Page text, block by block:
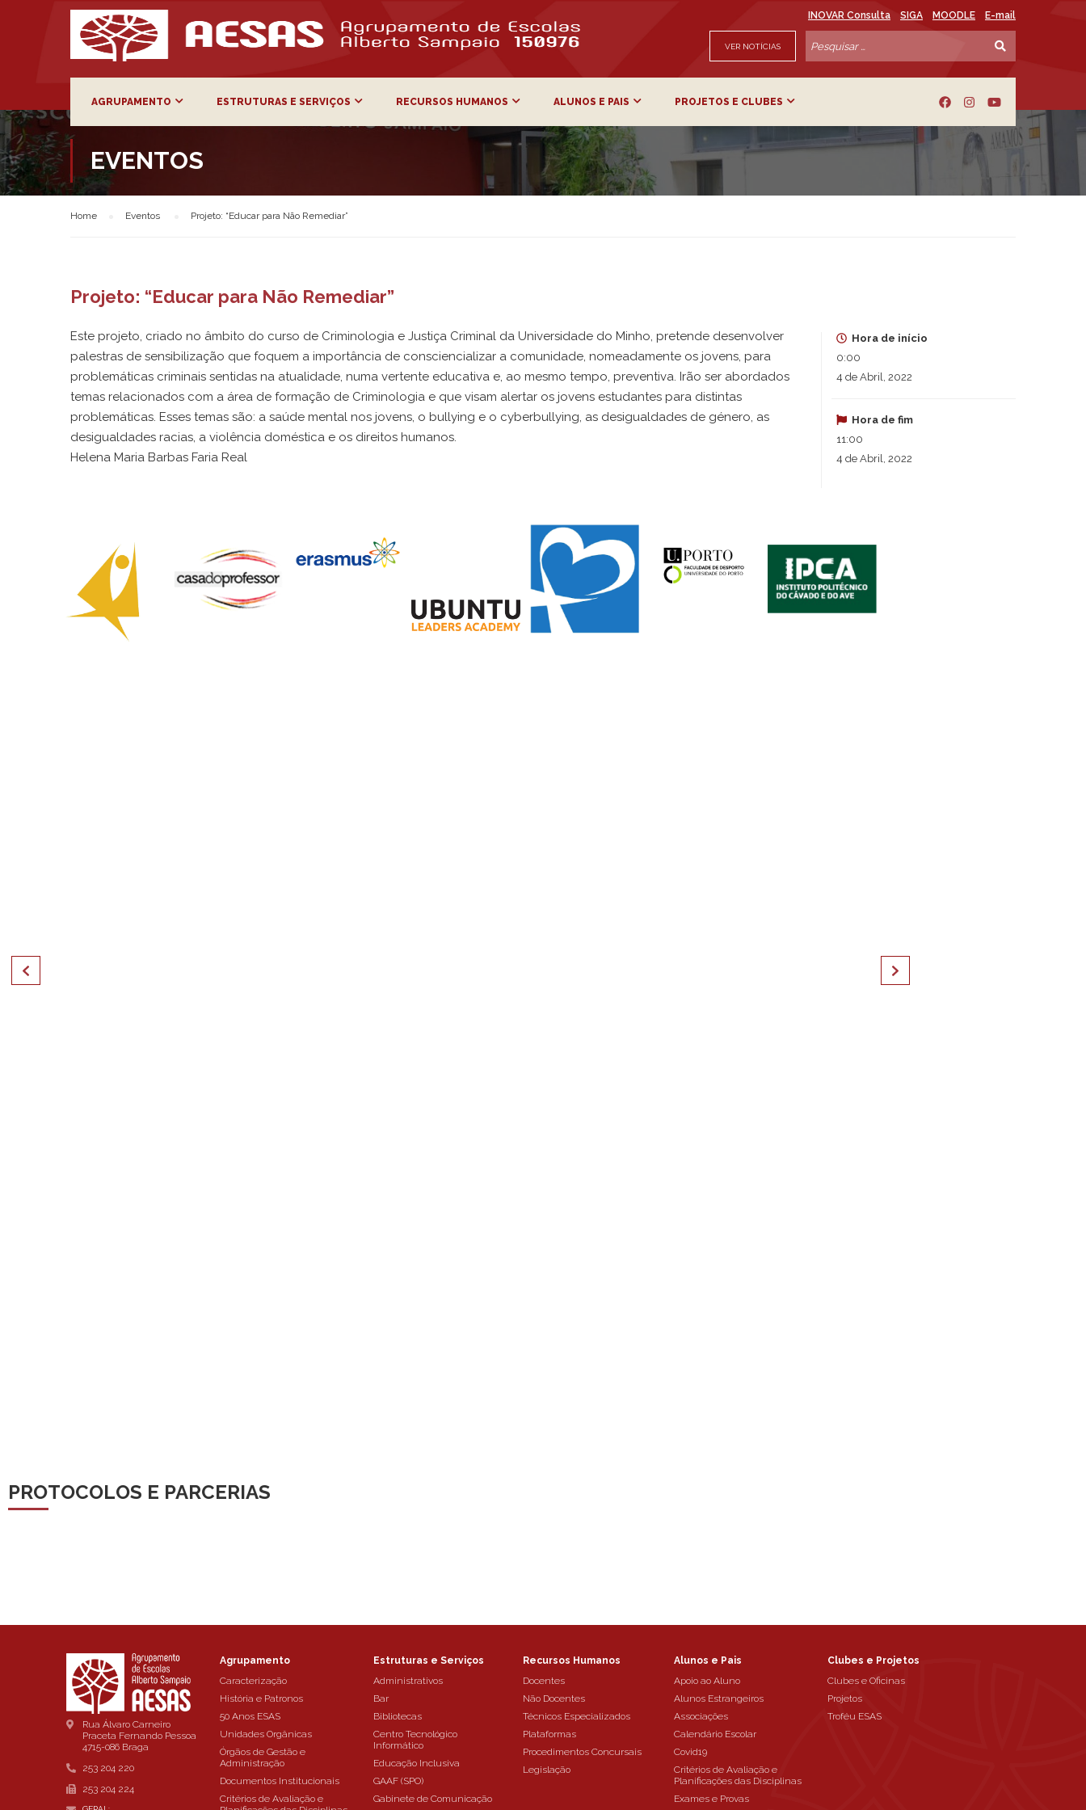
INOVAR Consulta SIGA MOODLE E-mail
VER NOTÍCIAS
AGRUPAMENTO ESTRUTURAS E SERVIÇOS RECURSOS HUMANOS ALUNOS E PAIS PROJETOS E CLUBES
EVENTOS
Home Eventos Projeto: “Educar para Não Remediar”
Projeto: “Educar para Não Remediar”
Este projeto, criado no âmbito do curso de Criminologia e Justiça Criminal da Universidade do Minho, pretende desenvolver
palestras de sensibilização que foquem a importância de consciencializar a comunidade, nomeadamente os jovens, para
problemáticas criminais sentidas na atualidade, numa vertente educativa e, ao mesmo tempo, preventiva. Irão ser abordados
temas relacionados com a área de formação de Criminologia e que visam alertar os jovens estudantes para distintas
problemáticas. Esses temas são: a saúde mental nos jovens, o bullying e o cyberbullying, as desigualdades de género, as
desigualdades racias, a violência doméstica e os direitos humanos.
Helena Maria Barbas Faria Real
Hora de início
0:00
4 de Abril, 2022
Hora de fim
11:00
4 de Abril, 2022
PROTOCOLOS E PARCERIAS
Rua Álvaro Carneiro
Praceta Fernando Pessoa
4715-086 Braga
253 204 220
253 204 224
Agrupamento
Caracterização
História e Patronos
50 Anos ESAS
Unidades Orgânicas
Órgãos de Gestão e
Administração
Documentos Institucionais
Critérios de Avaliação e
Estruturas e Serviços
Administrativos
Bar
Bibliotecas
Centro Tecnológico
Informático
Educação Inclusiva
GAAF (SPO)
Gabinete de Comunicação
Recursos Humanos
Docentes
Não Docentes
Técnicos Especializados
Plataformas
Procedimentos Concursais
Legislação
Alunos e Pais
Apoio ao Aluno
Alunos Estrangeiros
Associações
Calendário Escolar
Covid19
Critérios de Avaliação e
Planificações das Disciplinas
Exames e Provas
Clubes e Projetos
Clubes e Oficinas
Projetos
Troféu ESAS